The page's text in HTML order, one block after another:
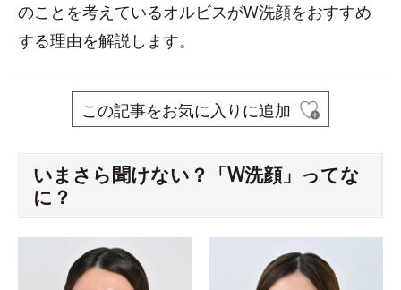
のことを考えているオルビスがW洗顔をおすすめ
する理由を解説します。
この記事をお気に入りに追加
いまさら聞けない？「W洗顔」ってな
に？